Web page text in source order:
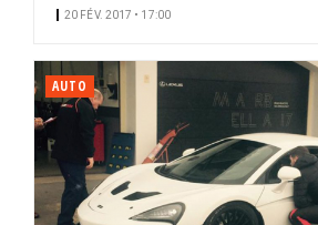
20 FÉV. 2017 • 17:00
AUTO